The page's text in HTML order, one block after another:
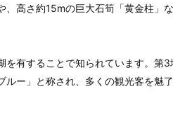
、高さ約15mの巨大石筍「黄金柱」
有することで知られています。第
ー」と称され、多くの観光客を魅